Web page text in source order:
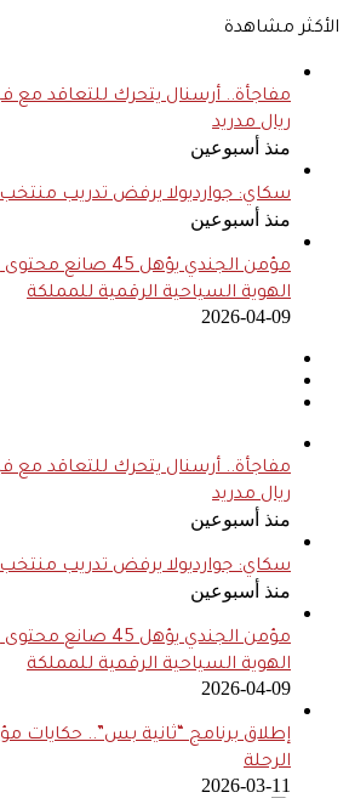
الأكثر مشاهدة
مفاجأة.. أرسنال يتحرك للتعاقد مع
ريال مدريد
منذ أسبوعين
سكاي: جوارديولا يرفض تدريب منتخب
منذ أسبوعين
مؤمن الجندي يؤهل
الهوية السياحية الرقمية للمملكة
2026-04-09
مفاجأة.. أرسنال يتحرك للتعاقد مع
ريال مدريد
منذ أسبوعين
سكاي: جوارديولا يرفض تدريب منتخب
منذ أسبوعين
مؤمن الجندي يؤهل
الهوية السياحية الرقمية للمملكة
2026-04-09
إطلاق برنامج “ثانية بس”.. حكايات
الرحلة
2026-03-11